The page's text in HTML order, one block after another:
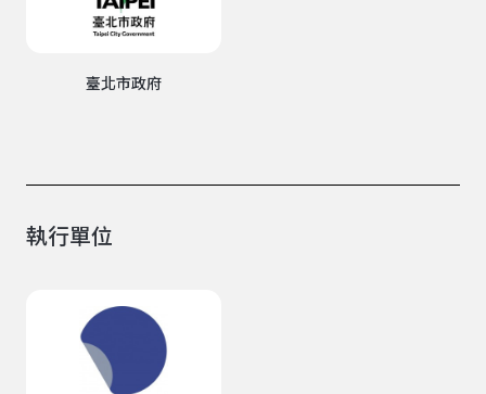
臺北市政府
執行單位